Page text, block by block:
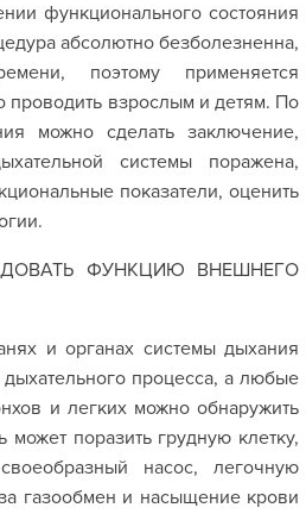
функционального состояния
абсолютно безболезненна,
поэтому применяется
взрослым и детям. По
можно сделать заключение,
системы поражена,
показатели, оценить
ФУНКЦИЮ ВНЕШНЕГО
и органах системы дыхания
процесса, а любые
и легких можно обнаружить
может поразить грудную клетку,
насос, легочную
газообмен и насыщение крови